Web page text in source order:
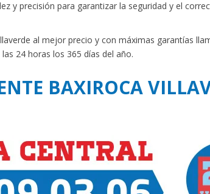
y precisión para garantizar la seguridad y el
al mejor precio y con máximas garantías
24 horas los 365 días del año.
BAXIROCA